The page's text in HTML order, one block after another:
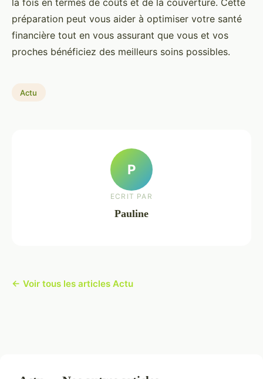
préparation peut vous aider à optimiser votre santé
financière tout en vous assurant que vous et vos
proches bénéficiez des meilleurs soins possibles.
Actu
P
ECRIT PAR
Pauline
← Voir tous les articles Actu